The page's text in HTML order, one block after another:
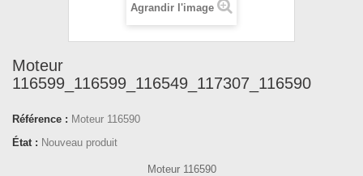
Agrandir l'image
Moteur
116599_116599_116549_117307_116590
Référence : Moteur 116590
État : Nouveau produit
Moteur 116590